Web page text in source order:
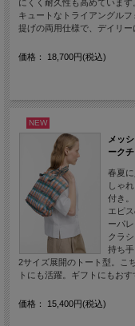
にくく耐久性も高めています
キュートなトライアングル
提げの両用仕様で、デイリー
価格： 18,700円(税込)
NEW
メッ
ーク
春夏
しゃ
付き。
エピ
ーパ
クラ
持ち
2サイズ展開のトート型。こ
トにも活躍。ギフトにもおす
価格： 15,400円(税込)